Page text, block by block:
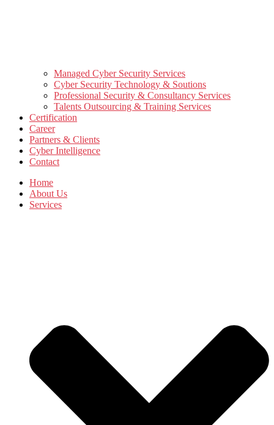
Managed Cyber Security Services
Cyber Security Technology & Soutions
Professional Security & Consultancy Services
Talents Outsourcing & Training Services
Certification
Career
Partners & Clients
Cyber Intelligence
Contact
Home
About Us
Services